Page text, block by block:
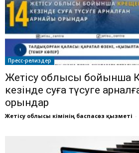
Пресс-релиздер
Жетісу облысы бойынша
кезінде суға түсуге
орындар
Жетісу облысы әкімінің баспасөз қызметі -